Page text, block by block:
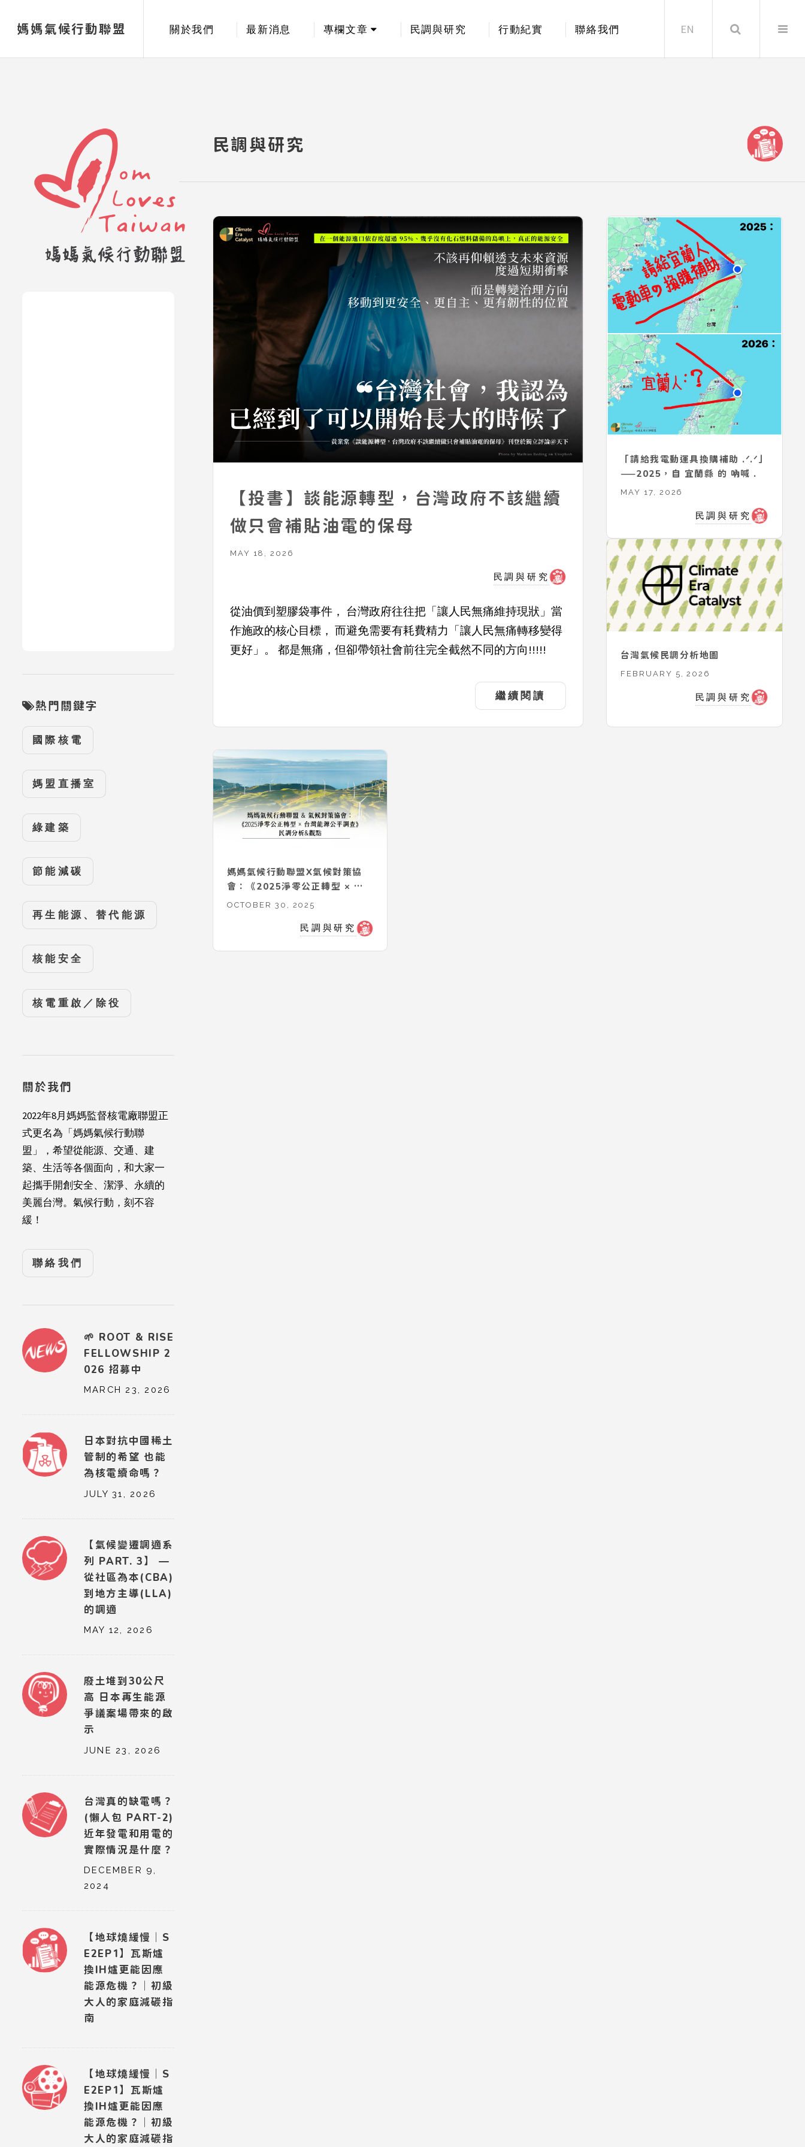
媽媽氣候行動聯盟 關於我們 最新消息 專欄文章 民調與研究 行動紀實 聯絡我們 EN Search
民調與研究
【投書】談能源轉型，台灣政府不該繼續
做只會補貼油電的保母
MAY 18, 2026
民調與研究
從油價到塑膠袋事件， 台灣政府往往把「讓人民無痛維持現狀」當
作施政的核心目標， 而避免需要有耗費精力「讓人民無痛轉移變得
更好」。 都是無痛，但卻帶領社會前往完全截然不同的方向!!!!!
繼續閱讀
「請給我電動運具換購補助 .ᐟ.ᐟ」
——2025，自 宜蘭縣 的 吶喊 .
MAY 17, 2026
民調與研究
台灣氣候民調分析地圖
FEBRUARY 5, 2026
民調與研究
媽媽氣候行動聯盟X氣候對策協
會：《2025淨零公正轉型 × 台
灣能源公平調查》民調分析＆觀
OCTOBER 30, 2025
民調與研究
熱門關鍵字
國際核電
媽盟直播室
綠建築
節能減碳
再生能源、替代能源
核能安全
核電重啟／除役
關於我們
2022年8月媽媽監督核電廠聯盟正
式更名為「媽媽氣候行動聯
盟」，希望從能源、交通、建
築、生活等各個面向，和大家一
起攜手開創安全、潔淨、永續的
美麗台灣。氣候行動，刻不容
緩！
聯絡我們
🌱 ROOT & RISE
FELLOWSHIP 2
026 招募中
MARCH 23, 2026
日本對抗中國稀土
管制的希望 也能
為核電續命嗎？
JULY 31, 2026
【氣候變遷調適系
列 PART. 3】 —
從社區為本(CBA)
到地方主導(LLA)
的調適
MAY 12, 2026
廢土堆到30公尺
高 日本再生能源
爭議案場帶來的啟
示
JUNE 23, 2026
台灣真的缺電嗎？
(懶人包 PART-2)
近年發電和用電的
實際情況是什麼？
DECEMBER 9,
2024
【地球燒緩慢｜S
E2EP1】瓦斯爐
換IH爐更能因應
能源危機？｜初級
大人的家庭減碳指
南
【地球燒緩慢｜S
E2EP1】瓦斯爐
換IH爐更能因應
能源危機？｜初級
大人的家庭減碳指